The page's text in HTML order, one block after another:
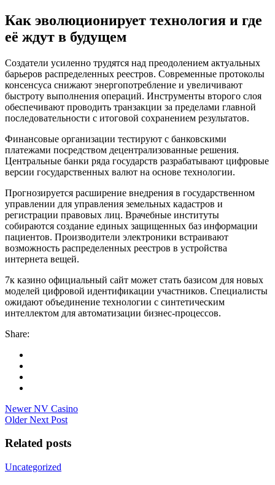
Как эволюционирует технология и где
её ждут в будущем
Создатели усиленно трудятся над преодолением актуальных
барьеров распределенных реестров. Современные протоколы
консенсуса снижают энергопотребление и увеличивают
быстроту выполнения операций. Инструменты второго слоя
обеспечивают проводить транзакции за пределами главной
последовательности с итоговой сохранением результатов.
Финансовые организации тестируют с банковскими
платежами посредством децентрализованные решения.
Центральные банки ряда государств разрабатывают цифровые
версии государственных валют на основе технологии.
Прогнозируется расширение внедрения в государственном
управлении для управления земельных кадастров и
регистрации правовых лиц. Врачебные институты
собираются создание единых защищенных баз информации
пациентов. Производители электроники встраивают
возможность распределенных реестров в устройства
интернета вещей.
7к казино официальный сайт может стать базисом для новых
моделей цифровой идентификации участников. Специалисты
ожидают объединение технологии с синтетическим
интеллектом для автоматизации бизнес-процессов.
Share:
Newer NV Casino
Older Next Post
Related posts
Uncategorized